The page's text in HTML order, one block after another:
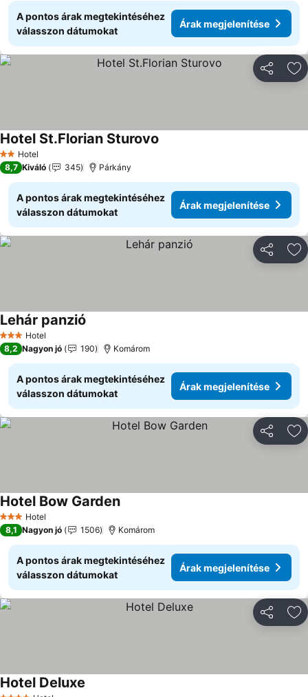
A pontos árak megtekintéséhez
válasszon dátumokat
Árak megjelenítése
2 Kategória
Hotel
Hotel St.Florian Sturovo
8,7 Kiváló 345 Párkány
A pontos árak megtekintéséhez
válasszon dátumokat
Árak megjelenítése
3 Kategória
Hotel
Lehár panzió
8,2 Nagyon jó 190 Komárom
A pontos árak megtekintéséhez
válasszon dátumokat
Árak megjelenítése
3 Kategória
Hotel
Hotel Bow Garden
8,1 Nagyon jó 1506 Komárom
A pontos árak megtekintéséhez
válasszon dátumokat
Árak megjelenítése
Hotel Deluxe